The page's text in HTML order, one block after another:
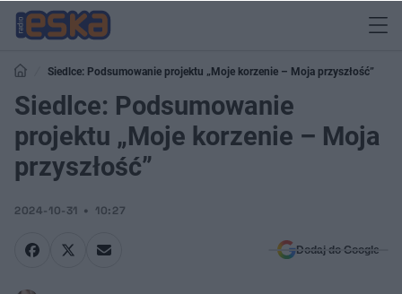
Siedlce: Podsumowanie projektu „Moje korzenie – Moja przyszłość”
Siedlce: Podsumowanie
projektu „Moje korzenie – Moja
przyszłość”
2024-10-31 10:27
Dodaj do Google